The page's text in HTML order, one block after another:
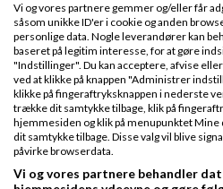
Det er god stil at dele
fremtiden skulle søge dette
har ledt forgæves :-)
Mvh. Anders Jytzler
Svar
Vi og vores partnere gemmer og/eller får
såsom unikke ID'er i cookie og anden
personlige data. Nogle leverandører kan
baseret på legitim interesse, for at gøre
"Indstillinger". Du kan acceptere, afvise
ved at klikke på knappen "Administrer
klikke på fingeraftryksknappen i nederste
trække dit samtykke tilbage, klik på
hjemmesiden og klik på menupunktet Mine
dit samtykke tilbage. Disse valg vil blive
påvirke browserdata.
Vi og vores partnere behandler